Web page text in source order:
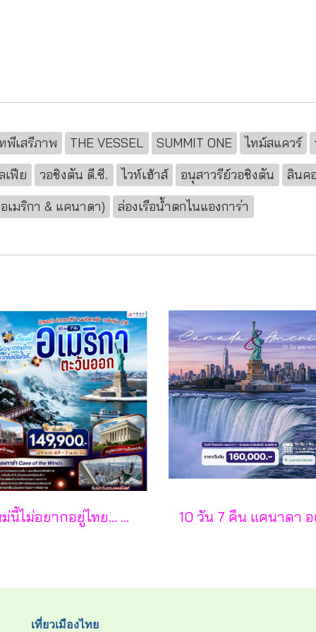
พีเสรีภาพ THE VESSEL SUMMIT ONE ไทม์สแควร์
เฟีย
วอชิงตัน ดี.ซี. ไวท์เฮ้าส์ อนุสาวรีย์วอชิงตัน
ลินค
เมริกา & แคนาดา)
ล่องเรือนํ้าตกไนแองการ่า
ปีใหม่นี้ไม่อยากอยู่ไทย... อยากไปเปิดใจที่ อเมริกาตะวันออก (นิวยอร์ก นิวเจอร์ซีย์ เพนซิลเวเนีย วอชิงตัน ดี.ซี.) 10 วัน 7 คืน - CI
เที่ยวเมืองไทย